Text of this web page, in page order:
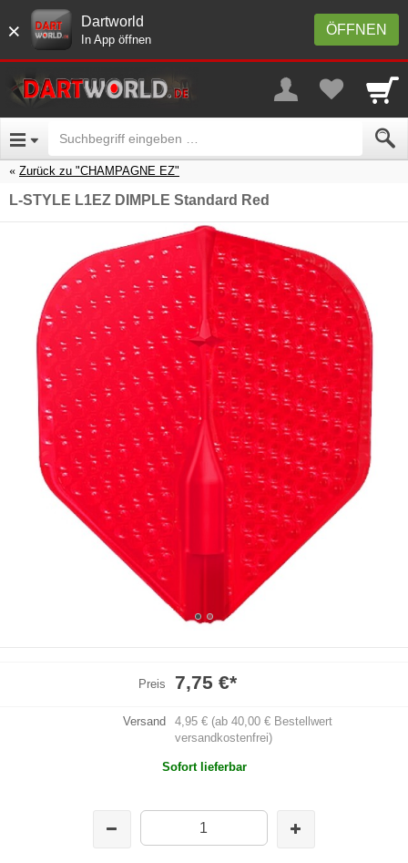
× ÖFFNEN
Dartworld
In App öffnen
Zurück zu "CHAMPAGNE EZ"
L-STYLE L1EZ DIMPLE Standard Red
Preis 7,75 €*
Versand
4,95 € (ab 40,00 € Bestellwert
versandkostenfrei)
Sofort lieferbar